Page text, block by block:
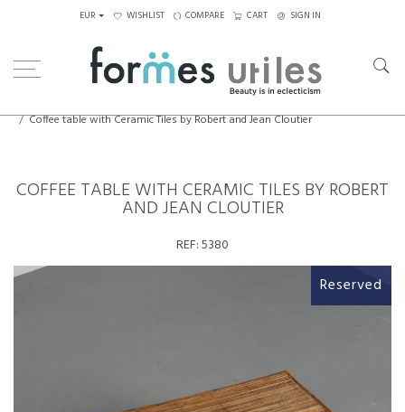
EUR WISHLIST COMPARE CART SIGN IN
Coffee table with Ceramic Tiles by Robert and Jean Cloutier
COFFEE TABLE WITH CERAMIC TILES BY ROBERT
AND JEAN CLOUTIER
REF:5380
Reserved